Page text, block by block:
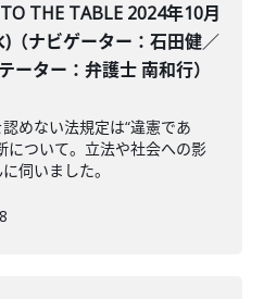
THE TABLE 2024年10月
)（ナビゲーター：石田健／
ーター：弁護士 南和行）
めない法規定は“違憲であ
について。立法や社会への影
伺いました。